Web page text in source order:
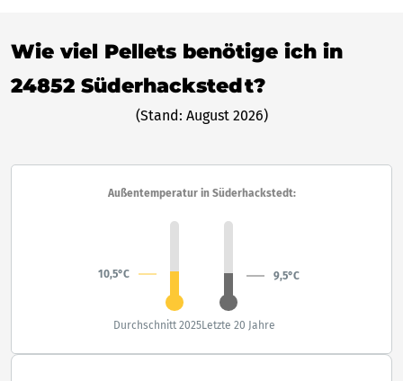
Wie viel Pellets benötige ich in
24852 Süderhackstedt?
(Stand: August 2026)
Außentemperatur in Süderhackstedt:
10,5°C 9,5°C
Durchschnitt 2025Letzte 20 Jahre